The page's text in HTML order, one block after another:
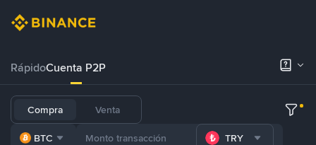
RápidoCuenta P2P
Compra Venta
BTC TRY